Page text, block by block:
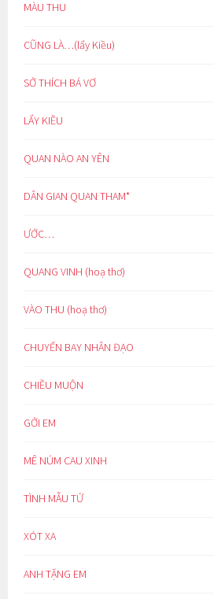
MÀU THU
CŨNG LÀ…(lẩy Kiều)
SỞ THÍCH BÁ VƠ
LẨY KIỀU
QUAN NÀO AN YÊN
DÂN GIAN QUAN THAM*
ƯỚC…
QUANG VINH (hoạ thơ)
VÀO THU (hoạ thơ)
CHUYẾN BAY NHÂN ĐẠO
CHIỀU MUỘN
GỞI EM
MÊ NÚM CAU XINH
TÌNH MẪU TỬ
XÓT XA
ANH TẶNG EM